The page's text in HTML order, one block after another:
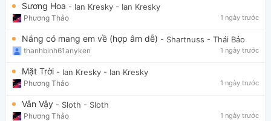
Sương Hoa - Ian Kresky - Ian Kresky
Phương Thảo 1 ngày trước
Nắng có mang em về (hợp âm dễ) - Shartnuss - Thái Bảo
thanhbinh61anyken 1 ngày trước
Mặt Trời - Ian Kresky - Ian Kresky
Phương Thảo 1 ngày trước
Vẫn Vậy - Sloth - Sloth
Phương Thảo 1 ngày trước